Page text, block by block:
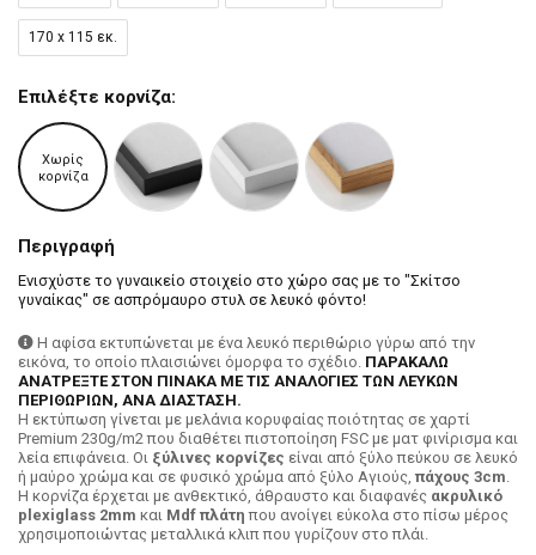
170 x 115 εκ.
Επιλέξτε κορνίζα:
Χωρίς
κορνίζα
Περιγραφή
Ενισχύστε το γυναικείο στοιχείο στο χώρο σας με το "Σκίτσο
γυναίκας" σε ασπρόμαυρο στυλ σε λευκό φόντο!
Η αφίσα εκτυπώνεται με ένα λευκό περιθώριο γύρω από την
εικόνα, το οποίο πλαισιώνει όμορφα το σχέδιο. ΠΑΡΑΚΑΛΩ
ΑΝΑΤΡΕΞΤΕ ΣΤΟΝ ΠΙΝΑΚΑ ΜΕ ΤΙΣ ΑΝΑΛΟΓΙΕΣ ΤΩΝ ΛΕΥΚΩΝ
ΠΕΡΙΘΩΡΙΩΝ, ΑΝΑ ΔΙΑΣΤΑΣΗ.
H εκτύπωση γίνεται με μελάνια κορυφαίας ποιότητας σε χαρτί
Premium 230g/m2 που διαθέτει πιστοποίηση FSC με ματ φινίρισμα και
λεία επιφάνεια. Οι ξύλινες κορνίζες είναι από ξύλο πεύκου σε λευκό
ή μαύρο χρώμα και σε φυσικό χρώμα από ξύλο Αγιούς, πάχους 3cm.
Η κορνίζα έρχεται με ανθεκτικό, άθραυστο και διαφανές ακρυλικό
plexiglass 2mm και Mdf πλάτη που ανοίγει εύκολα στο πίσω μέρος
χρησιμοποιώντας μεταλλικά κλιπ που γυρίζουν στο πλάι.